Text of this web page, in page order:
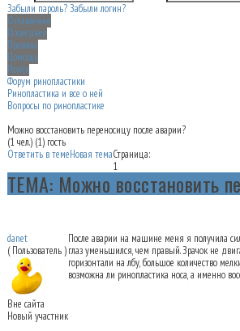
Забыли пароль?Забыли логин?
Оглавление
Последнее
Правила
Помощь
Поиск
Форум ринопластики
Ринопластика и все о ней
Вопросы по ринопластике
Можно восстановить переносицу после аварии?
(1 чел.) (1) гость
Ответить в темеНовая темаСтраница:
1
ТЕМА: Можно восстановить
Можно восстановить
danet
( Пользователь )
Вне сайта
Новый участник
После аварии на машине меня я получила
глаз уменьшился, чем правый. Зрачок не
горизонтали на лбу, большое количество
возможна ли ринопластика носа, а именно